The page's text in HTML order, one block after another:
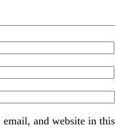
email, and website in